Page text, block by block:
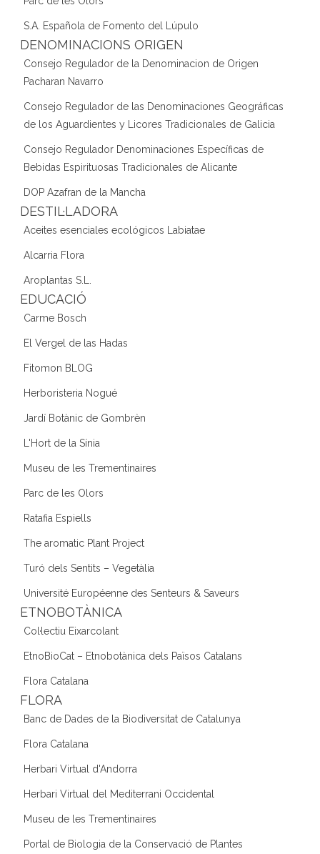
S.A. Española de Fomento del Lúpulo
DENOMINACIONS ORIGEN
Consejo Regulador de la Denominacion de Origen
Pacharan Navarro
Consejo Regulador de las Denominaciones Geográficas
de los Aguardientes y Licores Tradicionales de Galicia
Consejo Regulador Denominaciones Específicas de
Bebidas Espirituosas Tradicionales de Alicante
DOP Azafran de la Mancha
DESTIL·LADORA
Aceites esenciales ecológicos Labiatae
Alcarria Flora
Aroplantas S.L.
EDUCACIÓ
Carme Bosch
El Vergel de las Hadas
Fitomon BLOG
Herboristeria Nogué
Jardí Botànic de Gombrèn
L'Hort de la Sínia
Museu de les Trementinaires
Parc de les Olors
Ratafia Espiells
The aromatic Plant Project
Turó dels Sentits – Vegetàlia
Université Européenne des Senteurs & Saveurs
ETNOBOTÀNICA
Col·lectiu Eixarcolant
EtnoBioCat – Etnobotànica dels Països Catalans
Flora Catalana
FLORA
Banc de Dades de la Biodiversitat de Catalunya
Flora Catalana
Herbari Virtual d'Andorra
Herbari Virtual del Mediterrani Occidental
Museu de les Trementinaires
Portal de Biologia de la Conservació de Plantes